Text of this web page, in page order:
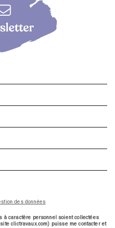
des données
à caractère personnel soient collectées
clictravaux.com) puisse me contacter et